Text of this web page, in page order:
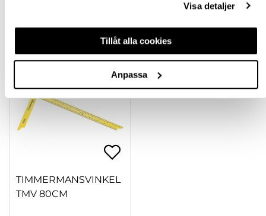
Visa detaljer
Tillåt alla cookies
Anpassa
TIMMERMANSVINKEL
TMV 80CM